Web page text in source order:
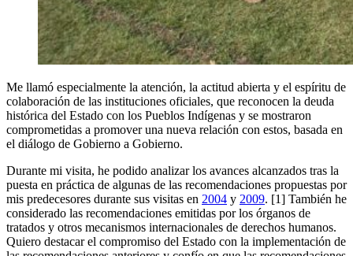
Me llamó especialmente la atención, la actitud abierta y el espíritu de
colaboración de las instituciones oficiales, que reconocen la deuda
histórica del Estado con los Pueblos Indígenas y se mostraron
comprometidas a promover una nueva relación con estos, basada en
el diálogo de Gobierno a Gobierno.
Durante mi visita, he podido analizar los avances alcanzados tras la
puesta en práctica de algunas de las recomendaciones propuestas por
mis predecesores durante sus visitas en 2004 y 2009. [1] También he
considerado las recomendaciones emitidas por los órganos de
tratados y otros mecanismos internacionales de derechos humanos.
Quiero destacar el compromiso del Estado con la implementación de